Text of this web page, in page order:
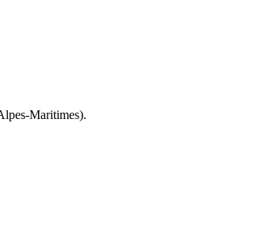
Maritimes).